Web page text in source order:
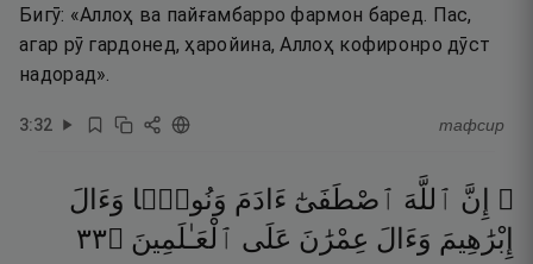
Бигӯ: «Аллоҳ ва пайғамбарро фармон баред. Пас,
агар рӯ гардонед, ҳаройина, Аллоҳ кофиронро дӯст
надорад».
3:32 тафсир
۞ إِنَّ ٱللَّهَ ٱصْطَفَىٰٓ ءَادَمَ وَنُوحًۭا وَءَالَ
إِبْرَٰهِيمَ وَءَالَ عِمْرَٰنَ عَلَى ٱلْعَـٰلَمِينَ ۝٣٣